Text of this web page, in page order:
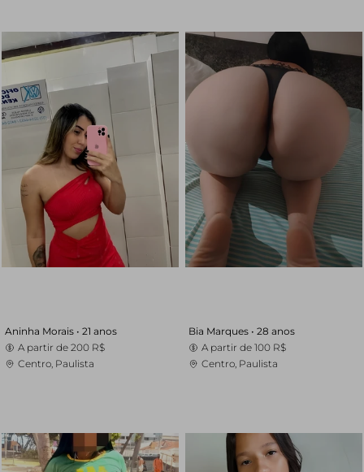
Aninha Morais • 21 anos
A partir de 200 R$
Centro, Paulista
Bia Marques • 28 anos
A partir de 100 R$
Centro, Paulista